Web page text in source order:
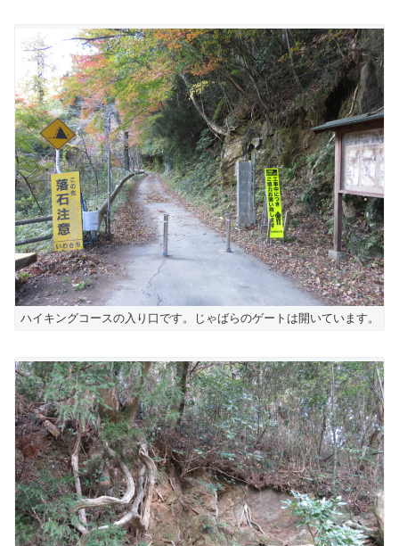
ハイキングコースの入り口です。じゃばらのゲートは開いています。